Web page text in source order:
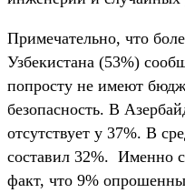
Примечательно, что
Узбекистана (53%)
попросту не имеют
безопасность. В
отсутствует у 37%. В
составил 32%. Именно
факт, что 9%